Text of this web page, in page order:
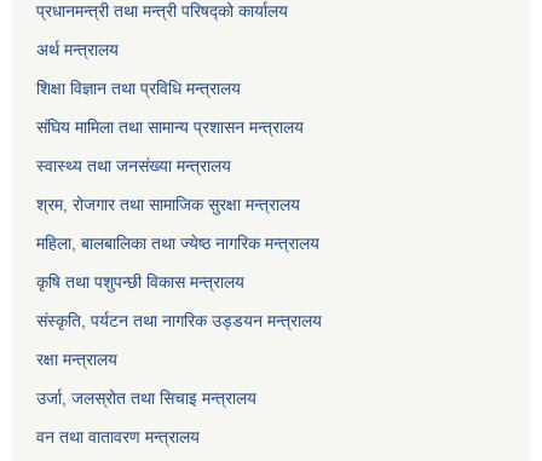
प्रधानमन्त्री तथा मन्त्री परिषद्को कार्यालय
अर्थ मन्त्रालय
शिक्षा विज्ञान तथा प्रविधि मन्त्रालय
संघिय मामिला तथा सामान्य प्रशासन मन्त्रालय
स्वास्थ्य तथा जनसंख्या मन्त्रालय
श्रम, रोजगार तथा सामाजिक सुरक्षा मन्त्रालय
महिला, बालबालिका तथा ज्येष्ठ नागरिक मन्त्रालय
कृषि तथा पशुपन्छी विकास मन्त्रालय
संस्कृति, पर्यटन तथा नागरिक उड्डयन मन्त्रालय
रक्षा मन्त्रालय
उर्जा, जलस्रोत तथा सिचाइ मन्त्रालय
वन तथा वातावरण मन्त्रालय